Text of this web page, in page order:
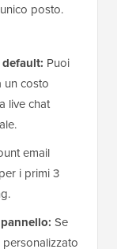
posto.
Puoi
un costo
live chat
email
i primi 3
Se